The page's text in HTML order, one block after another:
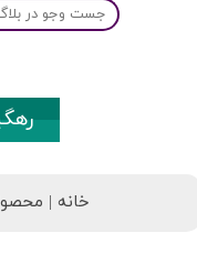
خانه |